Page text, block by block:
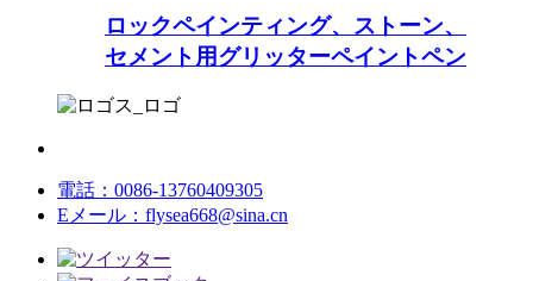
ロックペインティング、ストーン、
セメント用グリッターペイントペン
電話： 0086-13760409305
Eメール： flysea668@sina.cn